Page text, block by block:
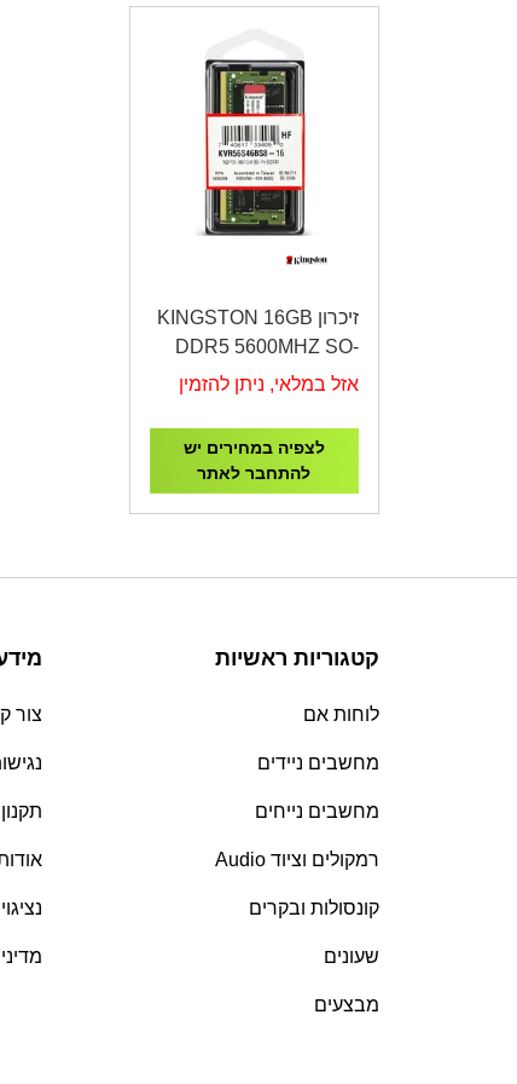
זיכרון KINGSTON 16GB
DDR5 5600MHZ SO-
DIMM KVR56S46BS8-
אזל במלאי, ניתן להזמין
לצפיה במחירים יש
להתחבר לאתר
קטגוריות ראשיות
לוחות אם
מחשבים ניידים
מחשבים נייחים
רמקולים וציוד Audio
קונסולות ובקרים
שעונים
מבצעים
צור
תקנון